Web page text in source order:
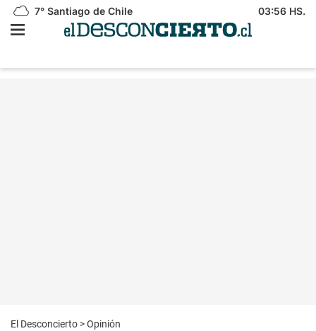
7° Santiago de Chile 03:56 HS.
El Desconcierto >Opinión